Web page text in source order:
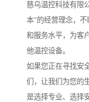
慈乌温控科技有限
本”的经营理念，
和服务水平，为客
他温控设备。
如果您正在寻找安
们，让我们为您的
是选择专业、选择